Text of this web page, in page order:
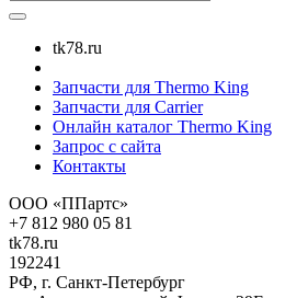
tk78.ru
Запчасти для Thermo King
Запчасти для Carrier
Онлайн каталог Thermo King
Запрос с сайта
Контакты
ООО «ППартс»
+7 812 980 05 81
tk78.ru
192241
РФ, г. Санкт-Петербург